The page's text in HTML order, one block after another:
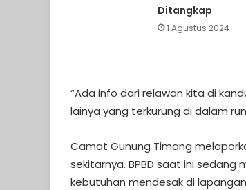
Ditangkap
1 Agustus 2024
“Ada info dari relawan kita di
lainya yang terkurung di dalam
Camat Gunung Timang
sekitarnya. BPBD saat ini
kebutuhan mendesak di